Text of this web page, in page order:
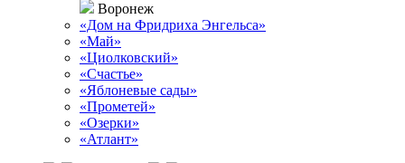
Воронеж
«Дом на Фридриха Энгельса»
«Май»
«Циолковский»
«Счастье»
«Яблоневые сады»
«Прометей»
«Озерки»
«Атлант»